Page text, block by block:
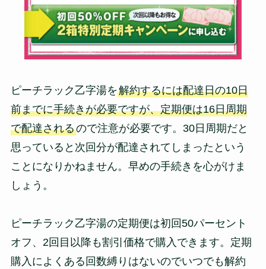
ピーチラック乙字湯を解約するには配達日の10日
前までに手続きが必要ですが、定期便は16日周期
で配達されるので注意が必要です。30日周期だと
思っていると次回分が配達されてしまったという
ことになりかねません。早めの手続きを心がけま
しょう。
ピーチラック乙字湯の定期便は初回50パーセント
オフ、2回目以降も割引価格で購入できます。定期
購入によくある回数縛りはないのでいつでも解約